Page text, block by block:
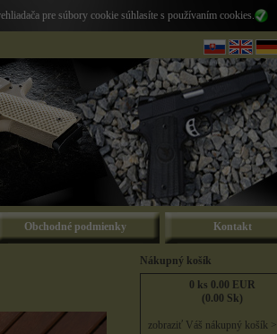
pre súbory cookie súhlasíte s používaním cookies.
Obchodné podmienky Kontakt
Nákupný košík
0 ks 0.00 EUR
(0.00 Sk)
zobraziť Váš nákupný košík >